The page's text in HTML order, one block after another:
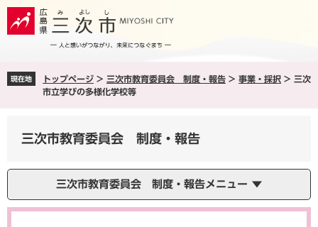
ペ
ジ
メ
ュ
へ
現在地 トップページ > 三次市教育委員会 制度・報告 > 事業・採択 > 三次
市立学びの多様化学校等
三次市教育委員会 制度・報告
三次市教育委員会 制度・報告メニュー
本